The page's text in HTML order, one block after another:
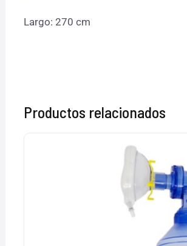
Largo: 270 cm
Productos relacionados